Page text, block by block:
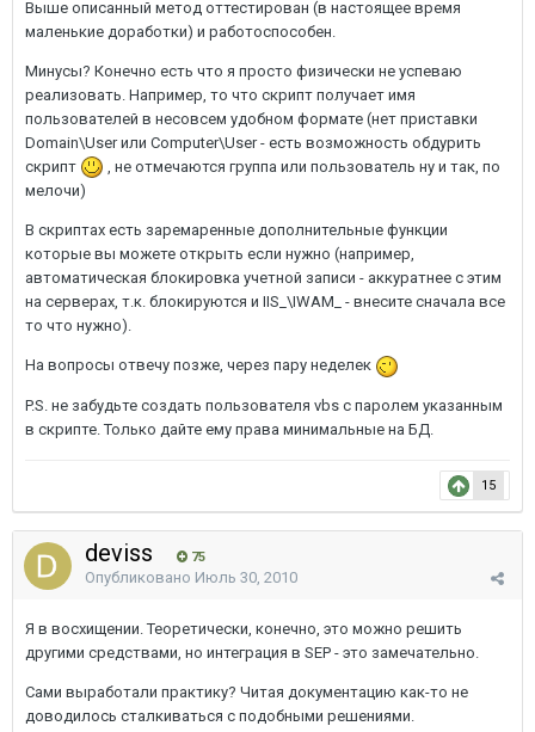
Выше описанный метод оттестирован (в настоящее время
маленькие доработки) и работоспособен.
Минусы? Конечно есть что я просто физически не успеваю
реализовать. Например, то что скрипт получает имя
пользователей в несовсем удобном формате (нет приставки
Domain\User или Computer\User - есть возможность обдурить
скрипт
, не отмечаются группа или пользователь ну и так, по
мелочи)
В скриптах есть заремаренные дополнительные функции
которые вы можете открыть если нужно (например,
автоматическая блокировка учетной записи - аккуратнее с этим
на серверах, т.к. блокируются и IIS_\IWAM_ - внесите сначала все
то что нужно).
На вопросы отвечу позже, через пару неделек
P.S. не забудьте создать пользователя vbs с паролем указанным
в скрипте. Только дайте ему права минимальные на БД.
15
deviss 75
Опубликовано Июль 30, 2010
Я в восхищении. Теоретически, конечно, это можно решить
другими средствами, но интеграция в SEP - это замечательно.
Сами выработали практику? Читая документацию как-то не
доводилось сталкиваться с подобными решениями.